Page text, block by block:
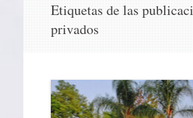
contenido
Etiquetas de las
privados